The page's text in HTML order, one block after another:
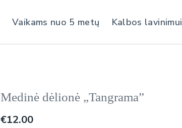
Vaikams nuo 5 metų Kalbos lavinimui
Medinė dėlionė „Tangrama”
€12.00